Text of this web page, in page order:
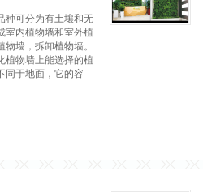
可分为有土壤和无
室内植物墙和室外植
墙，拆卸植物墙。
植物墙上能选择的植
同于地面，它的容